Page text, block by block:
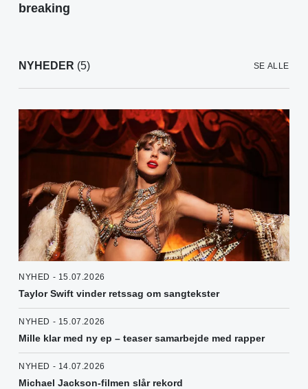
breaking
NYHEDER (5) SE ALLE
NYHED - 15.07.2026
Taylor Swift vinder retssag om sangtekster
NYHED - 15.07.2026
Mille klar med ny ep – teaser samarbejde med rapper
NYHED - 14.07.2026
Michael Jackson-filmen slår rekord